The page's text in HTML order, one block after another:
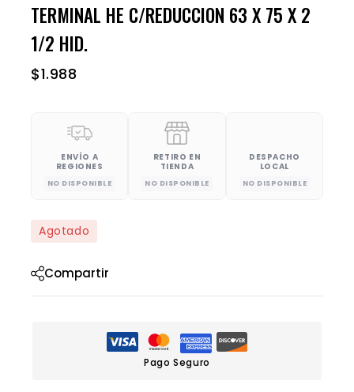
TERMINAL HE C/REDUCCION 63 X 75 X 2
1/2 HID.
$1.988
ENVÍO A
REGIONES
NO DISPONIBLE
RETIRO EN
TIENDA
NO DISPONIBLE
DESPACHO
LOCAL
NO DISPONIBLE
Agotado
Compartir
Pago Seguro